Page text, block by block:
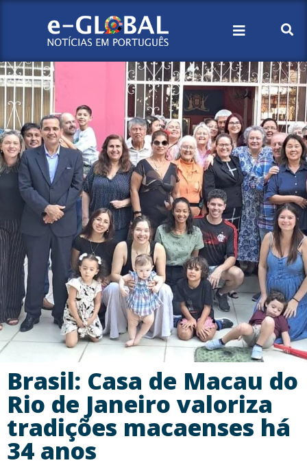
Brasil: Casa de Macau do
Rio de Janeiro valoriza
tradições macaenses há
34 anos